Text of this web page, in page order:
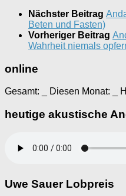
Nächster Beitrag
Beten und Fasten)
Vorheriger Beitrag
Wahrheit niemals
online
Gesamt: Diesen Monat:
heutige akustische
Uwe Sauer Lobpreis